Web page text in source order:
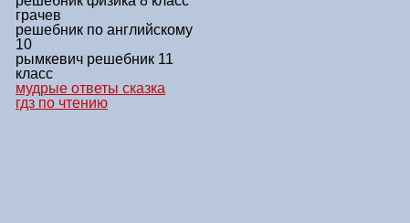
грачев
решебник по английскому
10
рымкевич решебник 11
класс
мудрые ответы сказка
гдз по чтению